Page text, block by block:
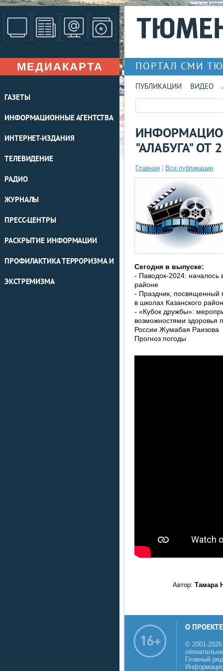
МЕДИАКАРТА
ГАЗЕТЫ
ИНФОРМАЦИОННЫЕ АГЕНТСТВА
ИНТЕРНЕТ-ИЗДАНИЯ
ТЕЛЕВИДЕНИЕ
РАДИО
ЖУРНАЛЫ
ПРЕСС-ЦЕНТРЫ
РАСКРЫТИЕ ИНФОРМАЦИИ
ПРОФИЛАКТИКА ТЕРРОРИЗМА И
ЭКСТРЕМИЗМА
ПОРТАЛ СМИ
ПУБЛИКАЦИИ ВИДЕО
"АЛАБУГА" ОТ
Главная Все публикации
Сегодня в выпуске:
- Паводок-2024: началось
районе
- Праздник, посвященный
в школах Казанского
- «Кубок дружбы»:
возможностями здоровья
России Жумабая Раизова
Прогноз погоды
Автор: Тамара
О ПРОЕКТЕ
© 2001-
Главный